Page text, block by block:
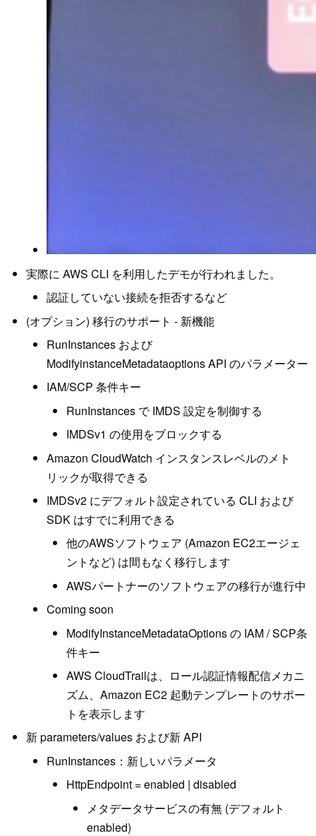
実際に AWS CLI を利用したデモが行われました。
認証していない接続を拒否するなど
(オプション) 移行のサポート - 新機能
RunInstances および
ModifyinstanceMetadataoptions API のパラメーター
IAM/SCP 条件キー
RunInstances で IMDS 設定を制御する
IMDSv1 の使用をブロックする
Amazon CloudWatch インスタンスレベルのメト
リックが取得できる
IMDSv2 にデフォルト設定されている CLI および
SDK はすでに利用できる
他のAWSソフトウェア (Amazon EC2エージェ
ントなど) は間もなく移行します
AWSパートナーのソフトウェアの移行が進行中
Coming soon
ModifyInstanceMetadataOptions の IAM / SCP条
件キー
AWS CloudTrailは、ロール認証情報配信メカニ
ズム、Amazon EC2 起動テンプレートのサポー
トを表示します
新 parameters/values および新 API
RunInstances：新しいパラメータ
HttpEndpoint = enabled | disabled
メタデータサービスの有無 (デフォルト
enabled)